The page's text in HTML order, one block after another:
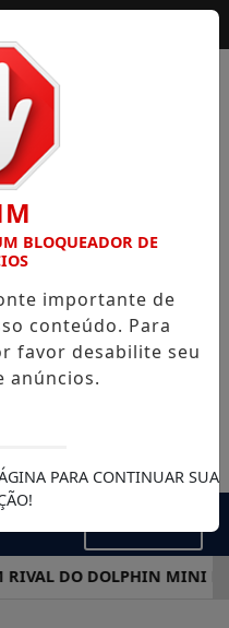
DO DOLPHIN MINI E
BLOQUEADOR DE
importante de
conteúdo. Para
favor desabilite seu
anúncios.
PARA CONTINUAR SUA